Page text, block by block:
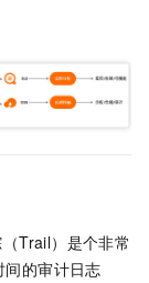
Trail）是个非常
的审计日志